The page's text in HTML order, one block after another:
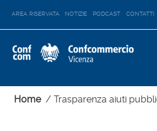
AREA RISERVATA NOTIZIE PODCAST CONTATTI
Home/ Trasparenza aiuti